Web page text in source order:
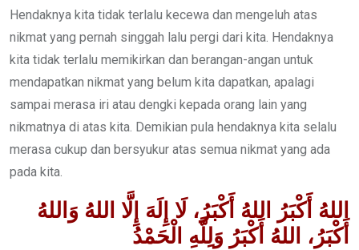
Hendaknya kita tidak terlalu kecewa dan mengeluh atas
nikmat yang pernah singgah lalu pergi dari kita. Hendaknya
kita tidak terlalu memikirkan dan berangan-angan untuk
mendapatkan nikmat yang belum kita dapatkan, apalagi
sampai merasa iri atau dengki kepada orang lain yang
nikmatnya di atas kita. Demikian pula hendaknya kita selalu
merasa cukup dan bersyukur atas semua nikmat yang ada
pada kita.
اللهُ أَكْبَرُ اللهُ أَكْبَرُ، لَا إِلَهَ إِلَّا اللهُ وَاللهُ
أَكْبَرُ، اللهُ أَكْبَرُ وَلِلَّهِ الْحَمْدُ